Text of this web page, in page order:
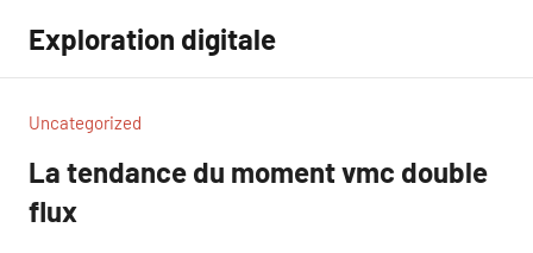
contenu
Exploration digitale
Uncategorized
La tendance du moment vmc double
flux